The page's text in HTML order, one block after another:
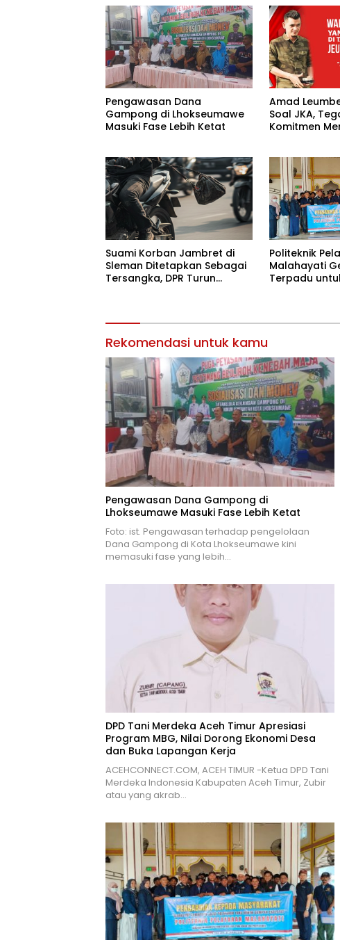
Pengawasan Dana
Gampong di Lhokseumawe
Masuki Fase Lebih Ketat
Amad
Soal JKA,
Komitmen
Suami Korban Jambret di
Sleman Ditetapkan Sebagai
Tersangka, DPR Turun
Politeknik
Malahayati
Terpadu
Rekomendasi untuk kamu
Pengawasan Dana Gampong di
Lhokseumawe Masuki Fase Lebih Ketat
Foto: ist. Pengawasan terhadap pengelolaan
Dana Gampong di Kota Lhokseumawe kini
memasuki fase yang lebih…
DPD Tani Merdeka Aceh Timur Apresiasi
Program MBG, Nilai Dorong Ekonomi Desa
dan Buka Lapangan Kerja
ACEHCONNECT.COM, ACEH TIMUR -Ketua DPD Tani
Merdeka Indonesia Kabupaten Aceh Timur, Zubir
atau yang akrab…